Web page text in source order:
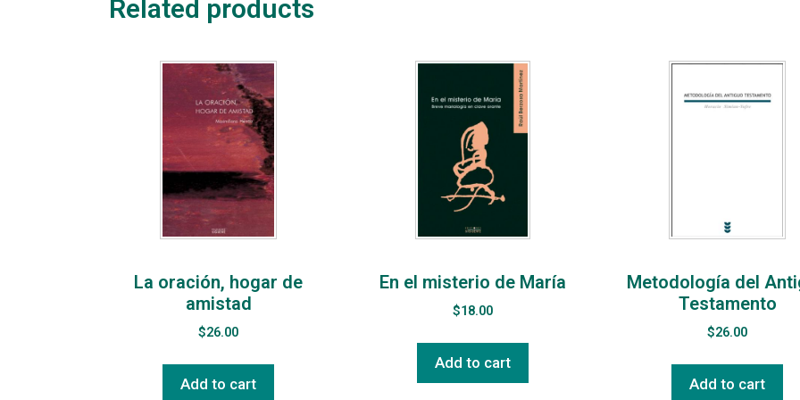
Related products
La oración, hogar de
amistad
$26.00
Add to cart
En el misterio de María
$18.00
Add to cart
Metodología del
Testamento
$26.00
Add to cart